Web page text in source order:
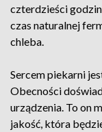
czterdzieści
czas naturalnej
chleba.
Sercem piekarni
Obecności
urządzenia. To on
jakość, która